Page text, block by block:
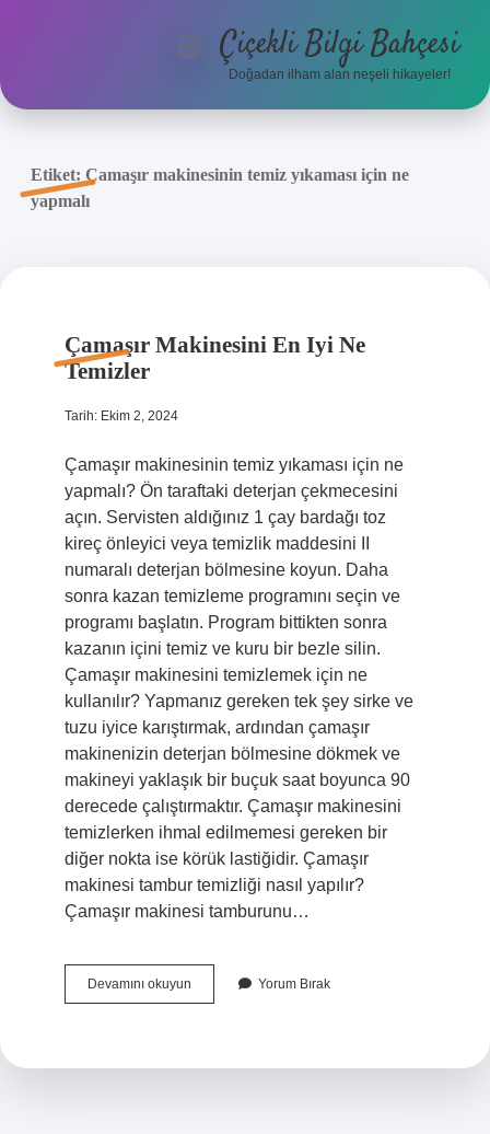
Anasayfa
Yasal Uyarı
menüyüÇiçekli Bilgi Bahçesi
Doğadan ilham alan neşeli hikayeler!
Etiket: Çamaşır makinesinin temiz yıkaması için ne
yapmalı
Çamaşır Makinesini En Iyi Ne
Temizler
Tarih: Ekim 2, 2024
Çamaşır makinesinin temiz yıkaması için ne
yapmalı? Ön taraftaki deterjan çekmecesini
açın. Servisten aldığınız 1 çay bardağı toz
kireç önleyici veya temizlik maddesini II
numaralı deterjan bölmesine koyun. Daha
sonra kazan temizleme programını seçin ve
programı başlatın. Program bittikten sonra
kazanın içini temiz ve kuru bir bezle silin.
Çamaşır makinesini temizlemek için ne
kullanılır? Yapmanız gereken tek şey sirke ve
tuzu iyice karıştırmak, ardından çamaşır
makinenizin deterjan bölmesine dökmek ve
makineyi yaklaşık bir buçuk saat boyunca 90
derecede çalıştırmaktır. Çamaşır makinesini
temizlerken ihmal edilmemesi gereken bir
diğer nokta ise körük lastiğidir. Çamaşır
makinesi tambur temizliği nasıl yapılır?
Çamaşır makinesi tamburunu…
Devamını okuyunÇamaşır
Makinesini
Yorum Bırak